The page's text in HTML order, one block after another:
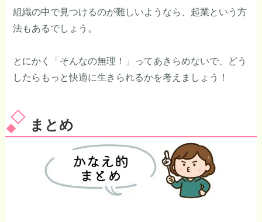
組織の中で見つけるのが難しいようなら、起業という方
法もあるでしょう。
とにかく「そんなの無理！」ってあきらめないで、どう
したらもっと快適に生きられるかを考えましょう！
まとめ